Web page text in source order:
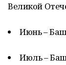
Великой
Июнь –
Июль –